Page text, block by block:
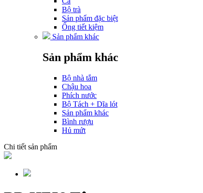
Bộ trà
Sản phẩm đặc biệt
Ống tiết kiệm
Sản phẩm khác
Sản phẩm khác
Bộ nhà tắm
Chậu hoa
Phích nước
Bộ Tách + Dĩa lót
Sản phẩm khác
Bình rượu
Hủ mứt
Chi tiết sản phẩm